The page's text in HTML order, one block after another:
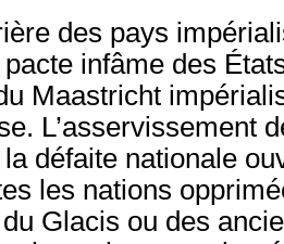
des pays
infâme des
Maastricht
L’asservissement
défaite nationale
les nations
Glacis ou des